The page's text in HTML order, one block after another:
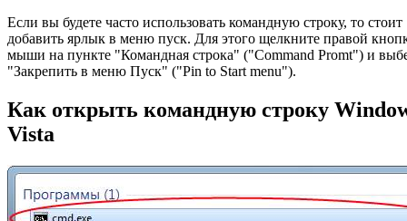
Если вы будете часто использовать командную строку, то стоит
добавить ярлык в меню пуск. Для этого щелкните правой
мыши на пункте "Командная строка" ("Command Promt") и
"Закрепить в меню Пуск" ("Pin to Start menu").
Как открыть командную строку
Vista